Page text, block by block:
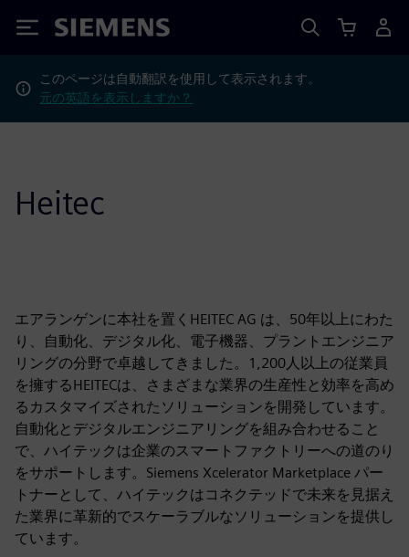
Siemens
このページは自動翻訳を使用して表示されます。
元の英語を表示しますか？
Heitec
エアランゲンに本社を置くHEITEC AG は、50年以上にわた
り、自動化、デジタル化、電子機器、プラントエンジニア
リングの分野で卓越してきました。1,200人以上の従業員
を擁するHEITECは、さまざまな業界の生産性と効率を高め
るカスタマイズされたソリューションを開発しています。
自動化とデジタルエンジニアリングを組み合わせること
で、ハイテックは企業のスマートファクトリーへの道のり
をサポートします。Siemens Xcelerator Marketplace パー
トナーとして、ハイテックはコネクテッドで未来を見据え
た業界に革新的でスケーラブルなソリューションを提供し
ています。